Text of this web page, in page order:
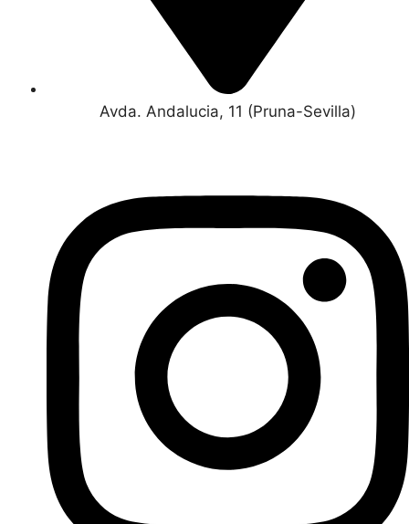
Avda. Andalucia, 11 (Pruna-Sevilla)